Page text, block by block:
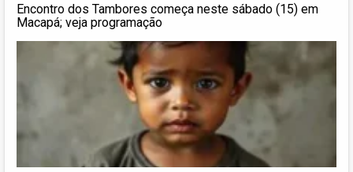
Encontro dos Tambores começa neste sábado (15) em
Macapá; veja programação